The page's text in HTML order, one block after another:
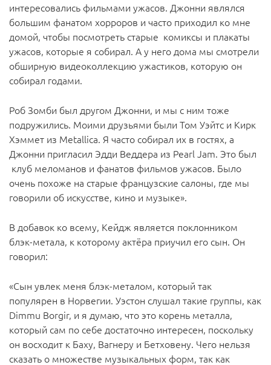
интересовались фильмами ужасов. Джонни являлся
большим фанатом хорроров и часто приходил ко мне
домой, чтобы посмотреть старые комиксы и плакаты
ужасов, которые я собирал. А у него дома мы смотрели
обширную видеоколлекцию ужастиков, которую он
собирал годами.
Роб Зомби был другом Джонни, и мы с ним тоже
подружились. Моими друзьями были Том Уэйтс и Кирк
Хэммет из Metallica. Я часто собирал их в гостях, а
Джонни пригласил Эдди Веддера из Pearl Jam. Это был
клуб меломанов и фанатов фильмов ужасов. Было
очень похоже на старые французские салоны, где мы
говорили об искусстве, кино и музыке».
В добавок ко всему, Кейдж является поклонником
блэк-метала, к которому актёра приучил его сын. Он
говорил:
«Сын увлек меня блэк-металом, который так
популярен в Норвегии. Уэстон слушал такие группы, как
Dimmu Borgir, и я думаю, что это корень металла,
который сам по себе достаточно интересен, поскольку
он восходит к Баху, Вагнеру и Бетховену. Чего нельзя
сказать о множестве музыкальных форм, так как